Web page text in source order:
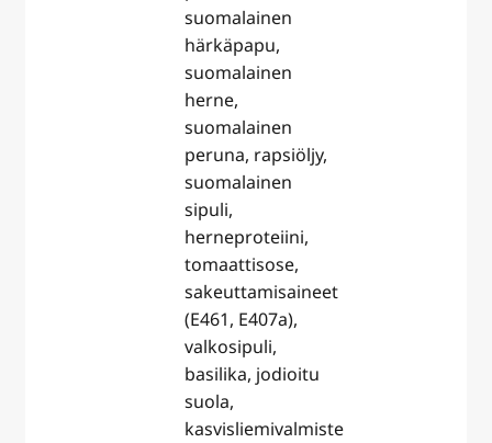
suomalainen
härkäpapu,
suomalainen
herne,
suomalainen
peruna, rapsiöljy,
suomalainen
sipuli,
herneproteiini,
tomaattisose,
sakeuttamisaineet
(E461, E407a),
valkosipuli,
basilika, jodioitu
suola,
kasvisliemivalmiste